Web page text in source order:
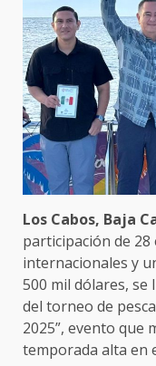
Los Cabos, Baja
participación de 28
internacionales y
500 mil dólares, se
del torneo de
2025”, evento que
temporada alta en